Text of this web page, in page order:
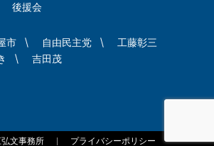
後援会
市 自由民主党
工藤彰三
吉田茂
文事務所 プライバシーポリシー